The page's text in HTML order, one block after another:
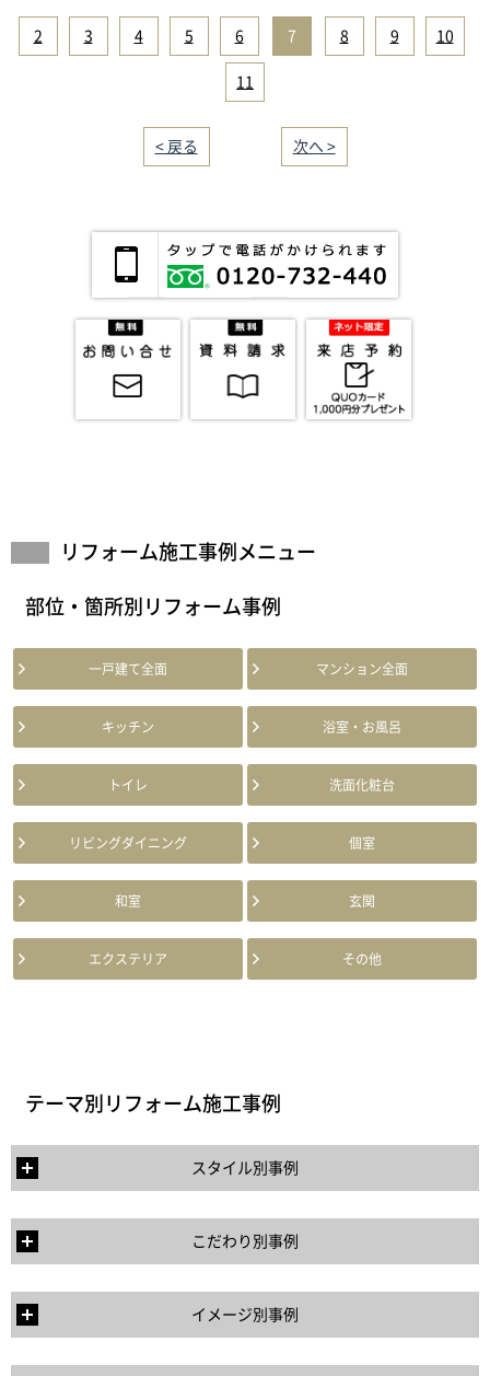
2 3 4 5 6 7 8 9 10
11
< 戻る 次へ >
リフォーム施工事例メニュー
部位・箇所別リフォーム事例
一戸建て全面 マンション全面
キッチン 浴室・お風呂
トイレ 洗面化粧台
リビングダイニング 個室
和室 玄関
エクステリア その他
テーマ別リフォーム施工事例
スタイル別事例
こだわり別事例
イメージ別事例